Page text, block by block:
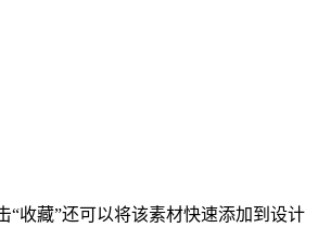
“收藏”还可以将该素材快速添加到设计